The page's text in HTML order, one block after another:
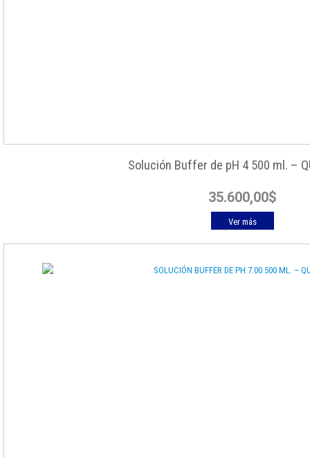
Solución Buffer de pH 4 500 ml. –
35.600,00$
Ver más